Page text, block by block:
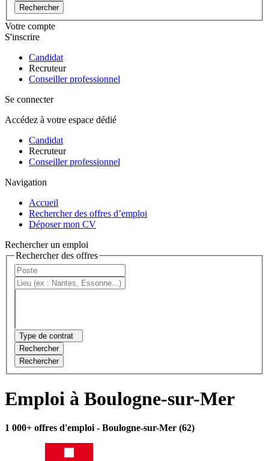
Rechercher
Votre compte
S'inscrire
Candidat
Recruteur
Conseiller professionnel
Se connecter
Accédez à votre espace dédié
Candidat
Recruteur
Conseiller professionnel
Navigation
Accueil
Rechercher des offres d’emploi
Déposer mon CV
Rechercher un emploi
Rechercher des offres
Type de contrat
Rechercher
Rechercher
Emploi à Boulogne-sur-Mer
1 000+ offres d'emploi - Boulogne-sur-Mer (62)